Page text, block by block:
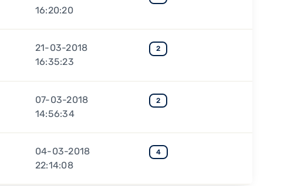
16:20:20
21-03-2018
16:35:23
2
07-03-2018
14:56:34
2
04-03-2018
22:14:08
4